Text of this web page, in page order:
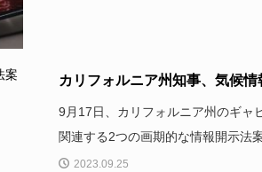
カリフォルニア州知事、気候
9月17日、カリフォルニア州のギャ
関連する2つの画期的な情報開示法
2023.09.25